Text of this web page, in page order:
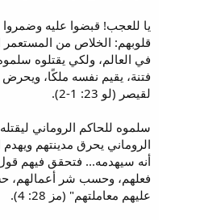
يا للعجب! قبضوا عليه
قلوبهم: الخلاص من المستعمر
في العالم، ولكي يقتلوه
فتنة، يقيم نفسه ملكًا،
لقيصر (لو 23: 1-2).
سلموه للحاكم الروماني
الروماني يحرق مدينتهم ويهدم
أنه سيهدمه... فتحقق فيهم
فعلهم، وحسب شر أعمالهم،
عليهم معاملتهم" (مز 28: 4).